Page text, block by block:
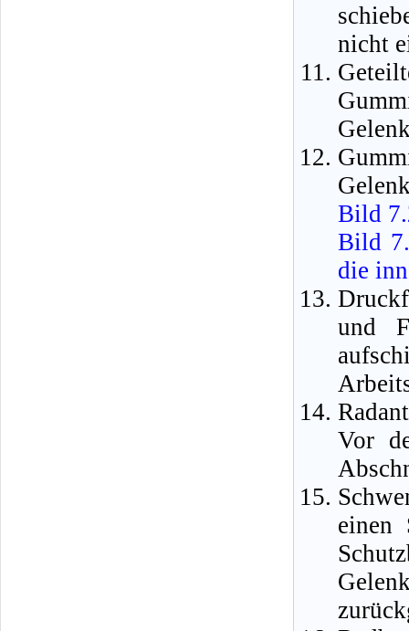
nicht
Bild
Bild
die
und
Vor
einen